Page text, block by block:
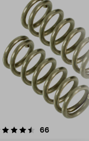
66recensioner
4.5 av 5 stjärnor